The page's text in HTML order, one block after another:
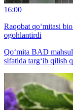
16:00
Raqobat qo‘mitasi
ogohlantirdi
Qo‘mita BАD
sifatida targ‘ib qilish